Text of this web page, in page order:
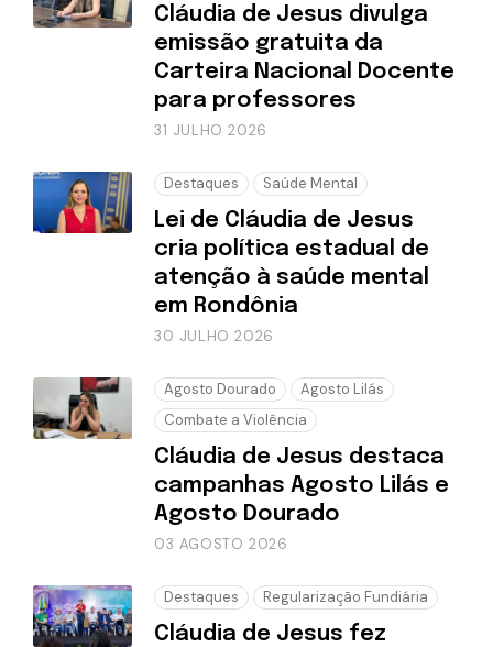
Cláudia de Jesus divulga
emissão gratuita da
Carteira Nacional Docente
para professores
31 JULHO 2026
Destaques Saúde Mental
Lei de Cláudia de Jesus
cria política estadual de
atenção à saúde mental
em Rondônia
30 JULHO 2026
Agosto Dourado
Agosto Lilás
Combate a Violência
Cláudia de Jesus destaca
campanhas Agosto Lilás e
Agosto Dourado
03 AGOSTO 2026
Destaques Regularização Fundiária
Cláudia de Jesus fez